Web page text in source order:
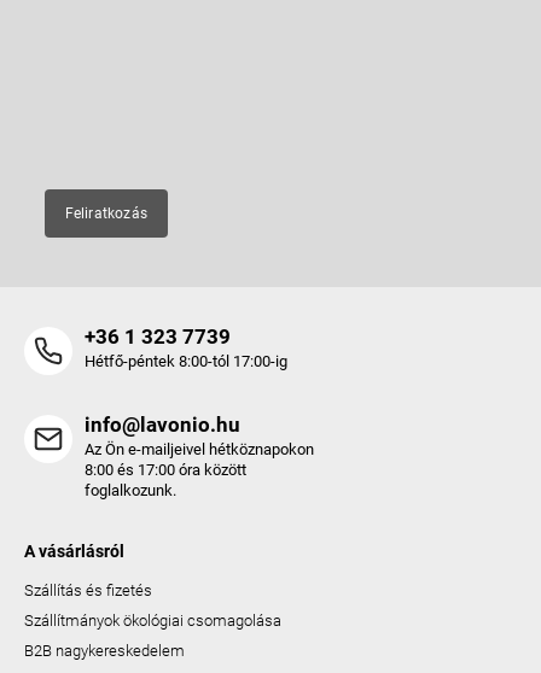
Feliratkozás
+36 1 323 7739
Hétfő-péntek 8:00-tól 17:00-ig
info@lavonio.hu
Az Ön e-mailjeivel hétköznapokon
8:00 és 17:00 óra között
foglalkozunk.
A vásárlásról
Szállítás és fizetés
Szállítmányok ökológiai csomagolása
B2B nagykereskedelem